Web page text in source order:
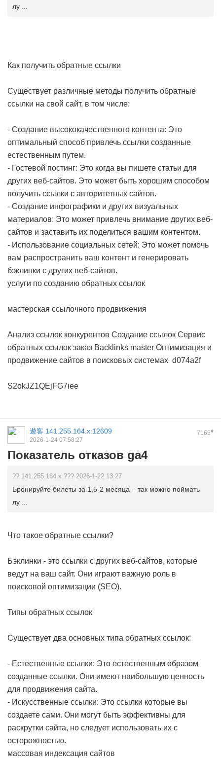
лу ...
Как получить обратные ссылки
Существует различные методы получить обратные
ссылки на свой сайт, в том числе:
- Создание высококачественного контента: Это
оптимальный способ привлечь ссылки созданные
естественным путем.
- Гостевой постинг: Это когда вы пишете статьи для
других веб-сайтов. Это может быть хорошим способом
получить ссылки с авторитетных сайтов.
- Создание инфографики и других визуальных
материалов: Это может привлечь внимание других веб-
сайтов и заставить их поделиться вашим контентом.
- Использование социальных сетей: Это может помочь
вам распространить ваш контент и генерировать
бэклинки с других веб-сайтов.
услуги по созданию обратных ссылок
мастерская ссылочного продвижения
Анализ ссылок конкурентов Создание ссылок Сервис
обратных ссылок заказ Backlinks master Оптимизация и
продвижение сайтов в поисковых системах d074a2f
S2okJZ1QEjFG7iee
7165#
遊客 141.255.164.x:12609
2026-1-24 07:58:27
Показатель отказов ga4
?? 141.255.164.x ??? 2026-1-22 13:27
Бронируйте билеты за 1,5-2 месяца – так можно поймать
лу ...
Что такое обратные ссылки?
Бэклинки - это ссылки с других веб-сайтов, которые
ведут на ваш сайт. Они играют важную роль в
поисковой оптимизации (SEO).
Типы обратных ссылок
Существует два основных типа обратных ссылок:
- Естественные ссылки: Это естественным образом
созданные ссылки. Они имеют наибольшую ценность
для продвижения сайта.
- Искусственные ссылки: Это ссылки которые вы
создаете сами. Они могут быть эффективны для
раскрутки сайта, но следует использовать их с
осторожностью.
массовая индексация сайтов